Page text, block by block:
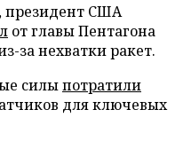
президент США
от главы Пентагона
за нехватки ракет.
силыпотратили
для ключевых